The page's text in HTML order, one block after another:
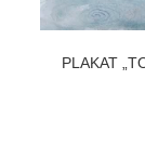
PLAKAT